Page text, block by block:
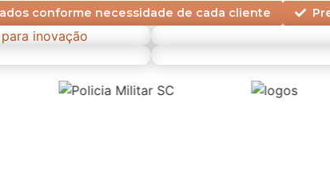
conforme necessidade de cada cliente